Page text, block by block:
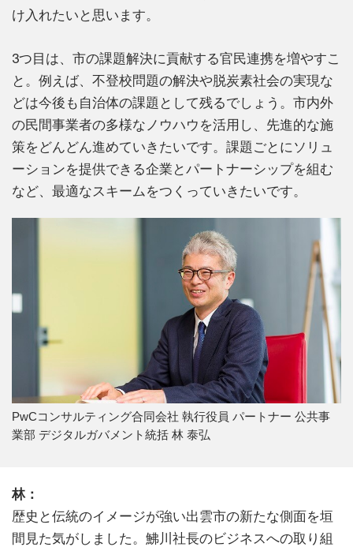
け入れたいと思います。
3つ目は、市の課題解決に貢献する官民連携を増やすこ
と。例えば、不登校問題の解決や脱炭素社会の実現な
どは今後も自治体の課題として残るでしょう。市内外
の民間事業者の多様なノウハウを活用し、先進的な施
策をどんどん進めていきたいです。課題ごとにソリュ
ーションを提供できる企業とパートナーシップを組む
など、最適なスキームをつくっていきたいです。
PwCコンサルティング合同会社 執行役員 パートナー 公共事
業部 デジタルガバメント統括 林 泰弘
林：
歴史と伝統のイメージが強い出雲市の新たな側面を垣
間見た気がしました。鮄川社長のビジネスへの取り組